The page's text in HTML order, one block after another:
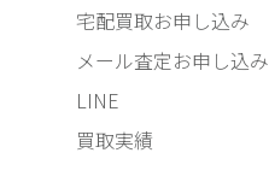
宅配買取お申し込み
メール査定お申し込み
LINE
買取実績